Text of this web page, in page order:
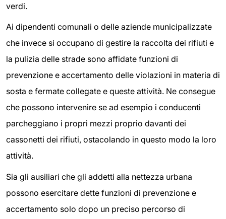
verdi.
Ai dipendenti comunali o delle aziende municipalizzate
che invece si occupano di gestire la raccolta dei rifiuti e
la pulizia delle strade sono affidate funzioni di
prevenzione e accertamento delle violazioni in materia di
sosta e fermate collegate e queste attività. Ne consegue
che possono intervenire se ad esempio i conducenti
parcheggiano i propri mezzi proprio davanti dei
cassonetti dei rifiuti, ostacolando in questo modo la loro
attività.
Sia gli ausiliari che gli addetti alla nettezza urbana
possono esercitare dette funzioni di prevenzione e
accertamento solo dopo un preciso percorso di